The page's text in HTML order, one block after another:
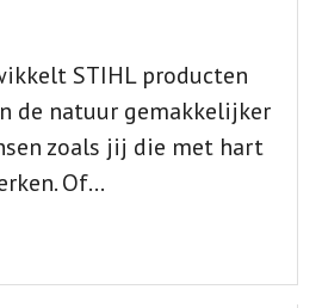
STIHL producten
de natuur gemakkelijker
zoals jij die met hart
Of…